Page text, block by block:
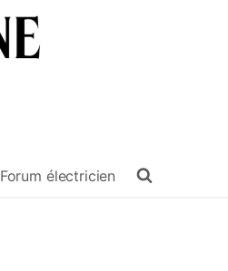
Forum électricien